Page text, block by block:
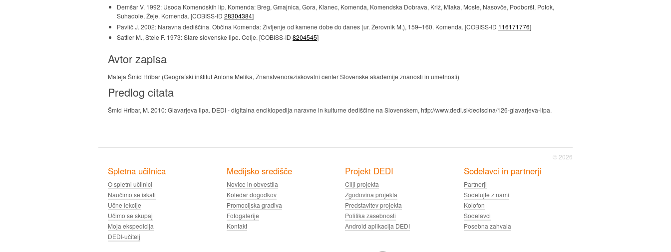
Demšar V. 1992: Usoda Komendskih lip. Komenda: Breg, Gmajnica, Gora, Klanec, Komenda, Komendska Dobrava, Križ, Mlaka, Moste, Nasovče, Podboršt, Potok,
Suhadole, Žeje. Komenda. [COBISS-ID 28304384]
Pavlič J. 2002: Naravna dediščina. Občina Komenda: Življenje od kamene dobe do danes (ur. Žerovnik M.), 159–160. Komenda. [COBISS-ID 116171776]
Sattler M., Stele F. 1973: Stare slovenske lipe. Celje. [COBISS-ID 8204545]
Avtor zapisa
Mateja Šmid Hribar (Geografski inštitut Antona Melika, Znanstvenoraziskovalni center Slovenske akademije znanosti in umetnosti)
Predlog citata
Šmid Hribar, M. 2010: Glavarjeva lipa. DEDI - digitalna enciklopedija naravne in kulturne dediščine na Slovenskem, http://www.dedi.si/dediscina/126-glavarjeva-lipa.
© 2026
Spletna učilnica
O spletni učilnici
Naučimo se iskati
Učne lekcije
Učimo se skupaj
Moja ekspedicija
DEDI-učitelj
Medijsko središče
Novice in obvestila
Koledar dogodkov
Promocijska gradiva
Fotogalerije
Kontakt
Projekt DEDI
Cilji projekta
Zgodovina projekta
Predstavitev projekta
Politika zasebnosti
Android aplikacija DEDI
Sodelavci in partnerji
Partnerji
Sodelujte z nami
Kolofon
Sodelavci
Posebna zahvala